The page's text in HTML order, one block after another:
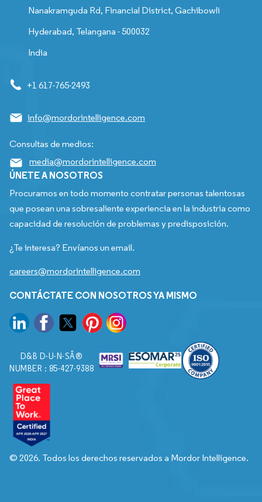
Nanakramguda Rd, Financial District, Gachibowli
Hyderabad, Telangana - 500032
India
+1 617-765-2493
info@mordorintelligence.com
Consultas de medios:
media@mordorintelligence.com
ÚNETE A NOSOTROS
Procuramos en todo momento contratar personas talentosas
que posean una sobresaliente experiencia en la industria como
capacidad de resolución de problemas y predisposición.
¿Te interesa? Envíanos un email.
careers@mordorintelligence.com
CONTÁCTATE CON NOSOTROS YA MISMO
D&B D-U-N-SÂ®
NUMBER : 85-427-9388
© 2026. Todos los derechos reservados a Mordor Intelligence.